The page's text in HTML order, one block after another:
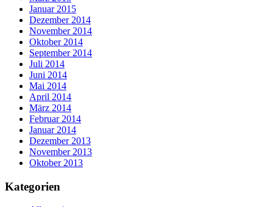
Januar 2015
Dezember 2014
November 2014
Oktober 2014
September 2014
Juli 2014
Juni 2014
Mai 2014
April 2014
März 2014
Februar 2014
Januar 2014
Dezember 2013
November 2013
Oktober 2013
Kategorien